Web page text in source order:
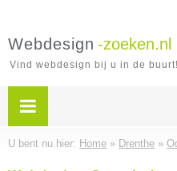
Webdesign -zoeken.nl
Vind webdesign bij u in de buurt!
U bent nu hier: Home » Drenthe »